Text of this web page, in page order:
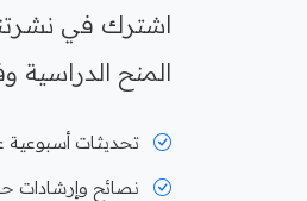
اشترك في
المنح الدراسية
تحديثات أسبوعية
نصائح وإرشادات